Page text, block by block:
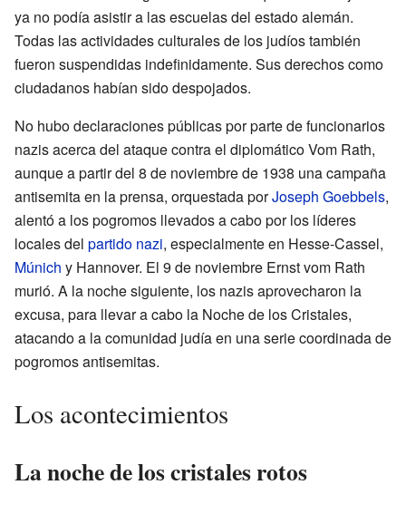
ya no podía asistir a las escuelas del estado alemán.
Todas las actividades culturales de los judíos también
fueron suspendidas indefinidamente. Sus derechos como
ciudadanos habían sido despojados.
No hubo declaraciones públicas por parte de funcionarios
nazis acerca del ataque contra el diplomático Vom Rath,
aunque a partir del 8 de noviembre de 1938 una campaña
antisemita en la prensa, orquestada porJoseph Goebbels,
alentó a los pogromos llevados a cabo por los líderes
locales del partido nazi, especialmente en Hesse-Cassel,
Múnich y Hannover. El 9 de noviembre Ernst vom Rath
murió. A la noche siguiente, los nazis aprovecharon la
excusa, para llevar a cabo la Noche de los Cristales,
atacando a la comunidad judía en una serie coordinada de
pogromos antisemitas.
Los acontecimientos
La noche de los cristales rotos